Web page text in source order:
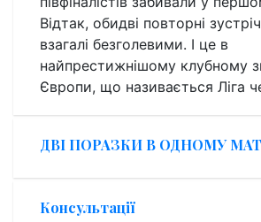
Відтак, обидві повторні
взагалі безголевими. І це в
найпрестижнішому клубному
Європи, що називається Ліга
ДВІ ПОРАЗКИ В ОДНОМУ
Консультації